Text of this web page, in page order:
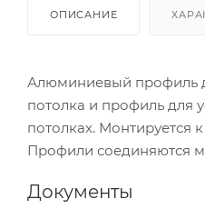
ОПИСАНИЕ
Алюминиевый профиль
потолка и профиль для
потолках. Монтируется
Профили соединяются
Документы